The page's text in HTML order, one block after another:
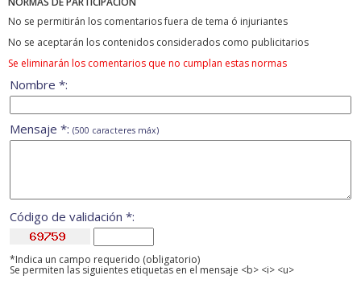
No se permitirán los comentarios fuera de tema ó injuriantes
No se aceptarán los contenidos considerados como publicitarios
Se eliminarán los comentarios que no cumplan estas normas
Nombre *:
Mensaje *: (500 caracteres máx)
Código de validación *:
*Indica un campo requerido (obligatorio)
Se permiten las siguientes etiquetas en el mensaje <b> <i> <u>